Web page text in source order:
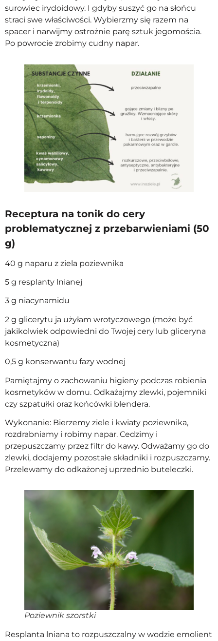
surowiec irydoidowy. I gdyby suszyć go na słońcu
straci swe właściwości. Wybierzmy się razem na
spacer i narwijmy ostrożnie parę sztuk jegomościa.
Po powrocie zrobimy cudny napar.
Receptura na tonik do cery
problematycznej z przebarwieniami (50
g)
40 g naparu z ziela poziewnika
5 g resplanty lnianej
3 g niacynamidu
2 g glicerytu ja użyłam wrotyczowego (może być
jakikolwiek odpowiedni do Twojej cery lub gliceryna
kosmetyczna)
0,5 g konserwantu fazy wodnej
Pamiętajmy o zachowaniu higieny podczas robienia
kosmetyków w domu. Odkażajmy zlewki, pojemniki
czy szpatułki oraz końcówki blendera.
Wykonanie: Bierzemy ziele i kwiaty poziewnika,
rozdrabniamy i robimy napar. Cedzimy i
przepuszczamy przez filtr do kawy. Odważamy go do
zlewki, dodajemy pozostałe składniki i rozpuszczamy.
Przelewamy do odkażonej uprzednio buteleczki.
Poziewnik szorstki
Resplanta lniana to rozpuszczalny w wodzie emolient